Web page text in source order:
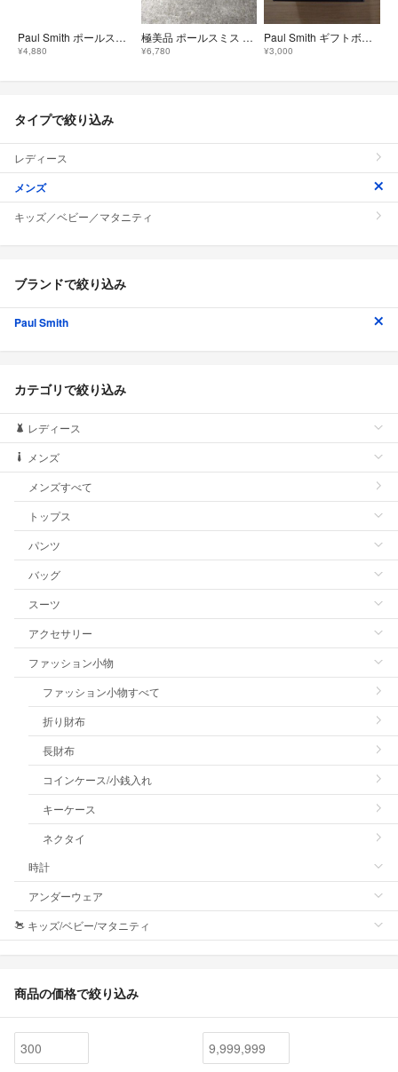
Paul Smith ポールスミス レザー 6連 キーケース 鍵入れ メンズ レディース ブラック系 DP4848
¥4,880
極美品 ポールスミス 名刺入れ カードケース レザー マルチストライプ ボルドー
¥6,780
Paul Smith ギフトボックス 空箱
¥3,000
タイプで絞り込み
レディース
メンズ
キッズ／ベビー／マタニティ
ブランドで絞り込み
Paul Smith
カテゴリで絞り込み
レディース
メンズ
メンズすべて
トップス
パンツ
バッグ
スーツ
アクセサリー
ファッション小物
ファッション小物すべて
折り財布
長財布
コインケース/小銭入れ
キーケース
ネクタイ
時計
アンダーウェア
キッズ/ベビー/マタニティ
商品の価格で絞り込み